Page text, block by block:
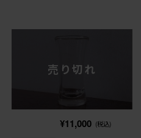
売り切れ
¥11,000 (税込)